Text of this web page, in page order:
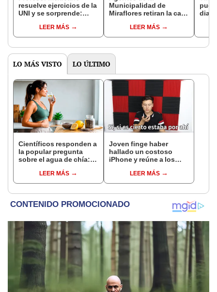
resuelve ejercicios de la
UNI y se sorprende:
distinto”LEER MÁS
Municipalidad de
Miraflores retiran la caja
de ‘Elmo’: “¿Qué hacía
ahí?”
LEER MÁS
LO MÁS VISTO LO ÚLTIMO
Científicos responden a
la popular pregunta
sobre el agua de chía:
bajar de peso o es solo
un mito viral?
LEER MÁS
Joven finge haber
hallado un costoso
iPhone y reúne a los
aseguraron ser el dueño
[VIDEO]
LEER MÁS